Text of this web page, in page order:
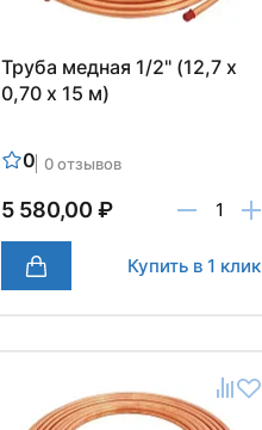
Труба медная 1/2" (12,7 х
0,70 х 15 м)
0 0 отзывов
5 580,00 ₽
Купить в 1 клик